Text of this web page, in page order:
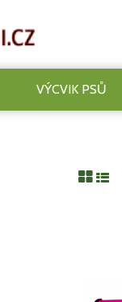
VÝCVIK PSŮ